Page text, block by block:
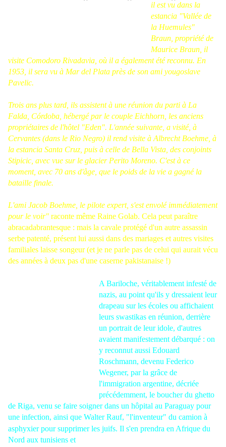
il est vu dans la
estancia "Vallée de
la Huemules"
Braun, propriété de
Maurice Braun, il
visite Comodoro Rivadavia, où il a également été reconnu. En
1953, il sera vu à Mar del Plata près de son ami yougoslave
Pavelic.
Trois ans plus tard, ils assistent à une réunion du parti à La
Falda, Córdoba, hébergé par le couple Eichhorn, les anciens
propriétaires de l'hôtel "Eden". L'année suivante, a visité, à
Cervantes (dans le Rio Negro) il rend visite à Albrecht Boehme, à
la estancia Santa Cruz, puis à celle de Bella Vista, des conjoints
Stipicic, avec vue sur le glacier Perito Moreno. C'est à ce
moment, avec 70 ans d'âge, que le poids de la vie a gagné la
bataille finale.
L'ami Jacob Boehme, le pilote expert, s'est envolé immédiatement
pour le voir" raconte même Raine Golab. Cela peut paraître
abracadabrantesque : mais la cavale protégé d'un autre assassin
serbe patenté, présent lui aussi dans des mariages et autres visites
familiales laisse songeur (et je ne parle pas de celui qui aurait vécu
des années à deux pas d'une caserne pakistanaise !)
A Bariloche, véritablement infesté de
nazis, au point qu'ils y dressaient leur
drapeau sur les écoles ou affichaient
leurs swastikas en réunion, derrière
un portrait de leur idole, d'autres
avaient manifestement débarqué : on
y reconnut aussi Edouard
Roschmann, devenu Federico
Wegener, par la grâce de
l'immigration argentine, décriée
précédemment, le boucher du ghetto
de Riga, venu se faire soigner dans un hôpital au Paraguay pour
une infection, ainsi que Walter Rauf, "l'inventeur" du camion à
asphyxier pour supprimer les juifs. Il s'en prendra en Afrique du
Nord aux tunisiens et